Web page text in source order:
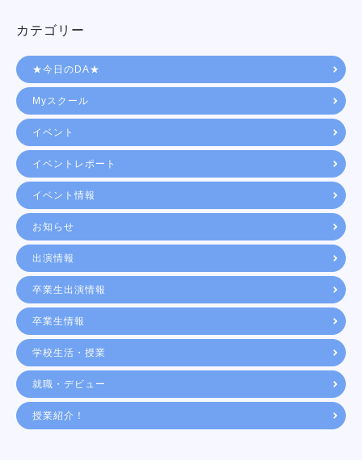
カテゴリー
★今日のDA★
Myスクール
イベント
イベントレポート
イベント情報
お知らせ
出演情報
卒業生出演情報
卒業生情報
学校生活・授業
就職・デビュー
授業紹介！